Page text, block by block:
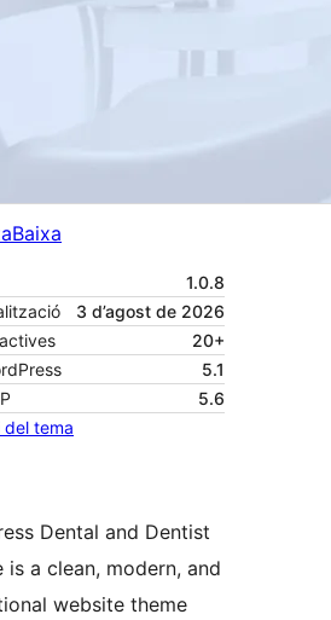
Baixa
1.0.8
3 d’agost de 2026
20+
5.1
5.6
del tema
Dental and Dentist
is a clean, modern, and
website theme